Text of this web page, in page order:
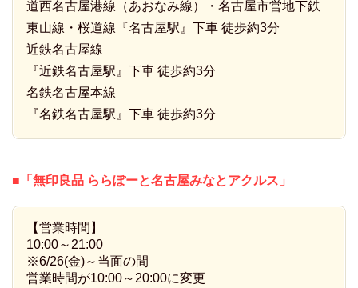
道西名古屋港線（あおなみ線）・名古屋市営地下鉄
東山線・桜道線『名古屋駅』下車 徒歩約3分
近鉄名古屋線
『近鉄名古屋駅』下車 徒歩約3分
名鉄名古屋本線
『名鉄名古屋駅』下車 徒歩約3分
■「無印良品 ららぽーと名古屋みなとアクルス」
【営業時間】
10:00～21:00
※6/26(金)～当面の間
営業時間が10:00～20:00に変更